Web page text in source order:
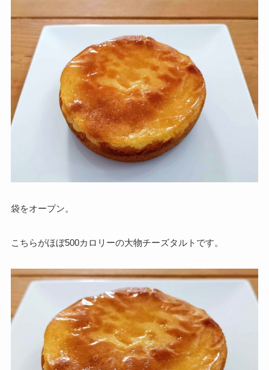
袋をオープン。
こちらがほぼ500カロリーの大物チーズタルトです。